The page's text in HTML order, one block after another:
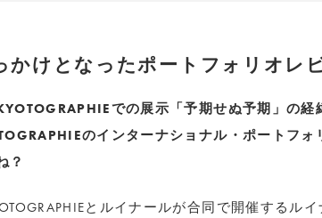
かけとなったポートフォリオレ
での展示「予期せぬ予期」の経
のインターナショナル・ポートフォ
？
とルイナールが合同で開催するル